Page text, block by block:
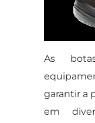
As
garantir a
em